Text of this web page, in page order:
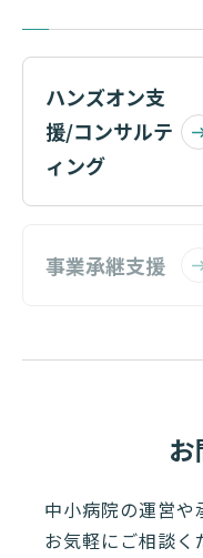
ハンズオン支
援/コンサルテ
ィング
事業承継支援
中小病院の運営や
お気軽にご相談く